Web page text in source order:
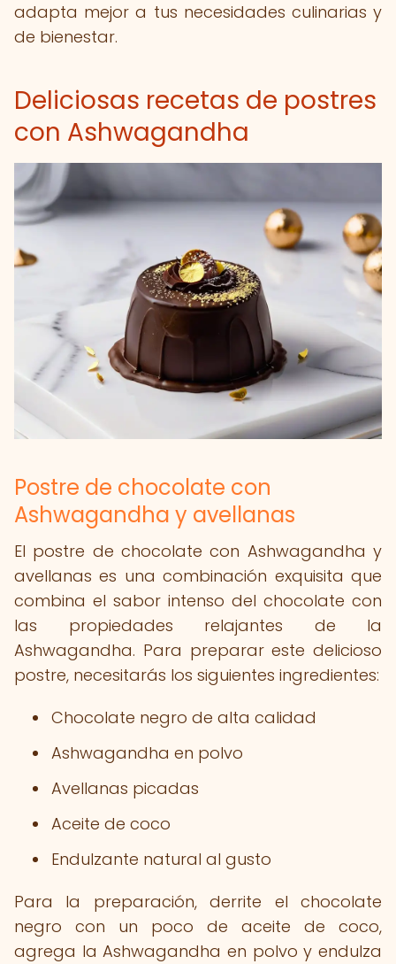
adapta mejor a tus necesidades culinarias y
de bienestar.
Deliciosas recetas de postres
con Ashwagandha
Postre de chocolate con
Ashwagandha y avellanas
El postre de chocolate con Ashwagandha y
avellanas es una combinación exquisita que
combina el sabor intenso del chocolate con
las propiedades relajantes de la
Ashwagandha. Para preparar este delicioso
postre, necesitarás los siguientes ingredientes:
Chocolate negro de alta calidad
Ashwagandha en polvo
Avellanas picadas
Aceite de coco
Endulzante natural al gusto
Para la preparación, derrite el chocolate
negro con un poco de aceite de coco,
agrega la Ashwagandha en polvo y endulza